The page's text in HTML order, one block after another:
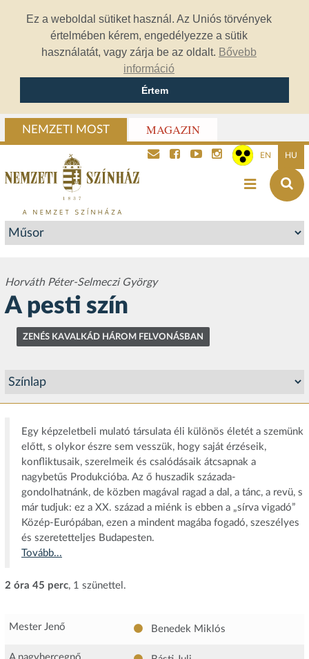
Ez a weboldal sütiket használ. Az Uniós törvények
értelmében kérem, engedélyezze a sütik
használatát, vagy zárja be az oldalt. Bővebb
információ
Értem
NEMZETI MOST MAGAZIN
EN HU
Horváth Péter-Selmeczi György
A pesti szín
ZENÉS KAVALKÁD HÁROM FELVONÁSBAN
Egy képzeletbeli mulató társulata éli különös életét a szemünk
előtt, s olykor észre sem vesszük, hogy saját érzéseik,
konfliktusaik, szerelmeik és csalódásaik átcsapnak a
nagybetűs Produkcióba. Az ő huszadik százada-
gondolhatnánk, de közben magával ragad a dal, a tánc, a revü, s
már tudjuk: ez a XX. század a miénk is ebben a „sírva vigadó”
Közép-Európában, ezen a mindent magába fogadó, szeszélyes
és szeretetteljes Budapesten.
Tovább...
2 óra 45 perc, 1 szünettel.
Mester Jenő Benedek Miklós